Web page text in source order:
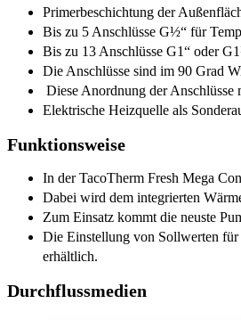
Primerbeschichtung der
Bis zu 5 Anschlüsse G½“ für
Bis zu 13 Anschlüsse G1“ oder
Die Anschlüsse sind im 90 Grad
Diese Anordnung der
Elektrische Heizquelle als
Funktionsweise
In der TacoTherm Fresh Mega
Dabei wird dem integrierten
Zum Einsatz kommt die neuste
Die Einstellung von Sollwerten
erhältlich.
Durchflussmedien